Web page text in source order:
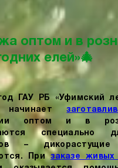
оптом и в
елей»🎄
ГАУ РБ «Уфимский
начинает
оптом и в
специально
–
Призаказе живых